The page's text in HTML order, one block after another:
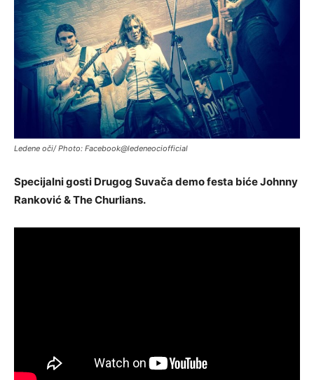
Ledene oči/ Photo: Facebook@ledeneociofficial
Specijalni gosti Drugog Suvača demo festa biće Johnny
Ranković & The Churlians.